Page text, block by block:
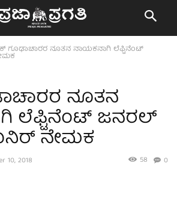
ಗೂಢಾಚಾರರ ನೂತನ ನಾಯಕನಾಗಿ ಲೆಫ್ಟಿನೆಂಟ್
ನೂತನ
ಲೆಫ್ಟಿನೆಂಟ್ ಜನರಲ್
ನೇಮಕ
10, 2018 0
58